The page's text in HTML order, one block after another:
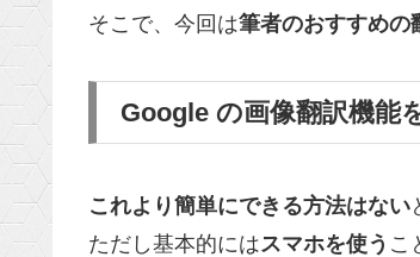
そこで、今回は筆者のおすすめの
Google の画像翻訳機能
これより簡単にできる方法はない
ただし基本的にはスマホを使う こ